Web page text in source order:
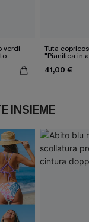
verdi Tuta
"Pianifica in
41,00 €
INSIEME